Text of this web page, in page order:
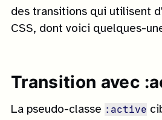
des transitions qui utilisent
CSS, dont voici quelques-
Transition avec
La pseudo-classe :active